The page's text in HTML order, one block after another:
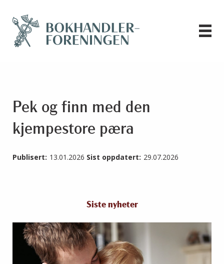
Pek og finn med den
kjempestore pæra
Publisert: 13.01.2026 Sist oppdatert: 29.07.2026
Siste nyheter